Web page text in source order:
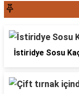
İstiridye Sosu